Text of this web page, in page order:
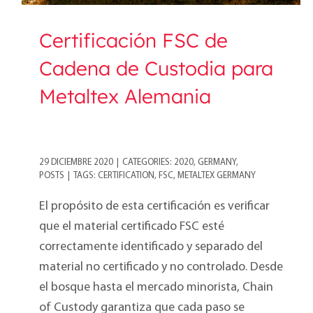
Certificación FSC de
Cadena de Custodia para
Metaltex Alemania
29 DICIEMBRE 2020 CATEGORIES: 2020, GERMANY,
POSTS
TAGS: CERTIFICATION, FSC, METALTEX GERMANY
El propósito de esta certificación es verificar
que el material certificado FSC esté
correctamente identificado y separado del
material no certificado y no controlado. Desde
el bosque hasta el mercado minorista, Chain
of Custody garantiza que cada paso se